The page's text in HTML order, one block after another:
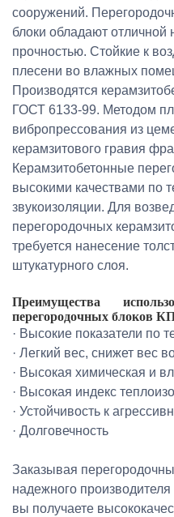
сооружений.
блоки обладают
прочностью. Стойкие к
плесени во влажных
Производятся
ГОСТ 6133-99. Методом
вибропрессования из
керамзитового гравия
Керамзитобетонные
высокими качествами по
звукоизоляции. Для
перегородочных
требуется нанесение
штукатурного слоя.
Преимущества
перегородочных блоков
· Высокие показатели по
· Легкий вес, снижет вес
· Высокая химическая и
· Высокая индекс
· Устойчивость к
· Долговечность
Заказывая
надежного
вы получаете